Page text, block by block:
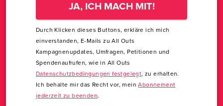
JA, ICH MACH MIT!
Durch Klicken dieses Buttons, erkläre ich mich
einverstanden, E-Mails zu All Outs
Kampagnenupdates, Umfragen, Petitionen und
Spendenaufrufen, wie in All Outs
Datenschutzbedingungen festgelegt, zu erhalten.
Ich behalte mir das Recht vor, meinAbonnement
jederzeit zu beenden.